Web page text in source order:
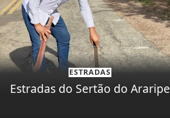
ESTRADAS
Estradas do Sertão do Araripe